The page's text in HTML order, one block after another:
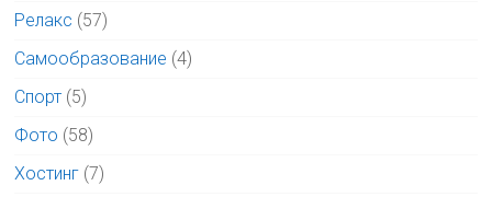
Релакс (57)
Самообразование (4)
Спорт (5)
Фото (58)
Хостинг (7)